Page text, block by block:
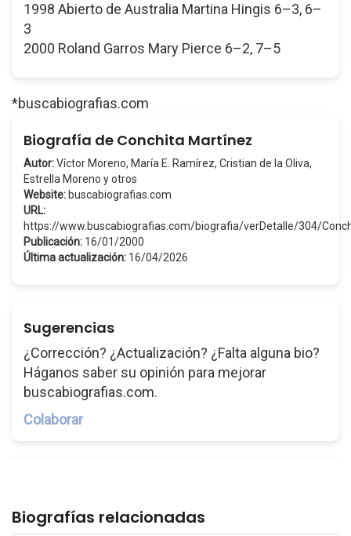
1998 Abierto de Australia Martina Hingis 6–3, 6–
3
2000 Roland Garros Mary Pierce 6–2, 7–5
*buscabiografias.com
Biografía de Conchita Martínez
Autor:Víctor Moreno, María E. Ramírez, Cristian de la Oliva,
Estrella Moreno y otros
Website: buscabiografias.com
URL:
https://www.buscabiografias.com/biografia/verDetalle/304/
Publicación: 16/01/2000
Última actualización: 16/04/2026
Sugerencias
¿Corrección? ¿Actualización? ¿Falta alguna bio?
Háganos saber su opinión para mejorar
buscabiografias.com.
Colaborar
Biografías relacionadas